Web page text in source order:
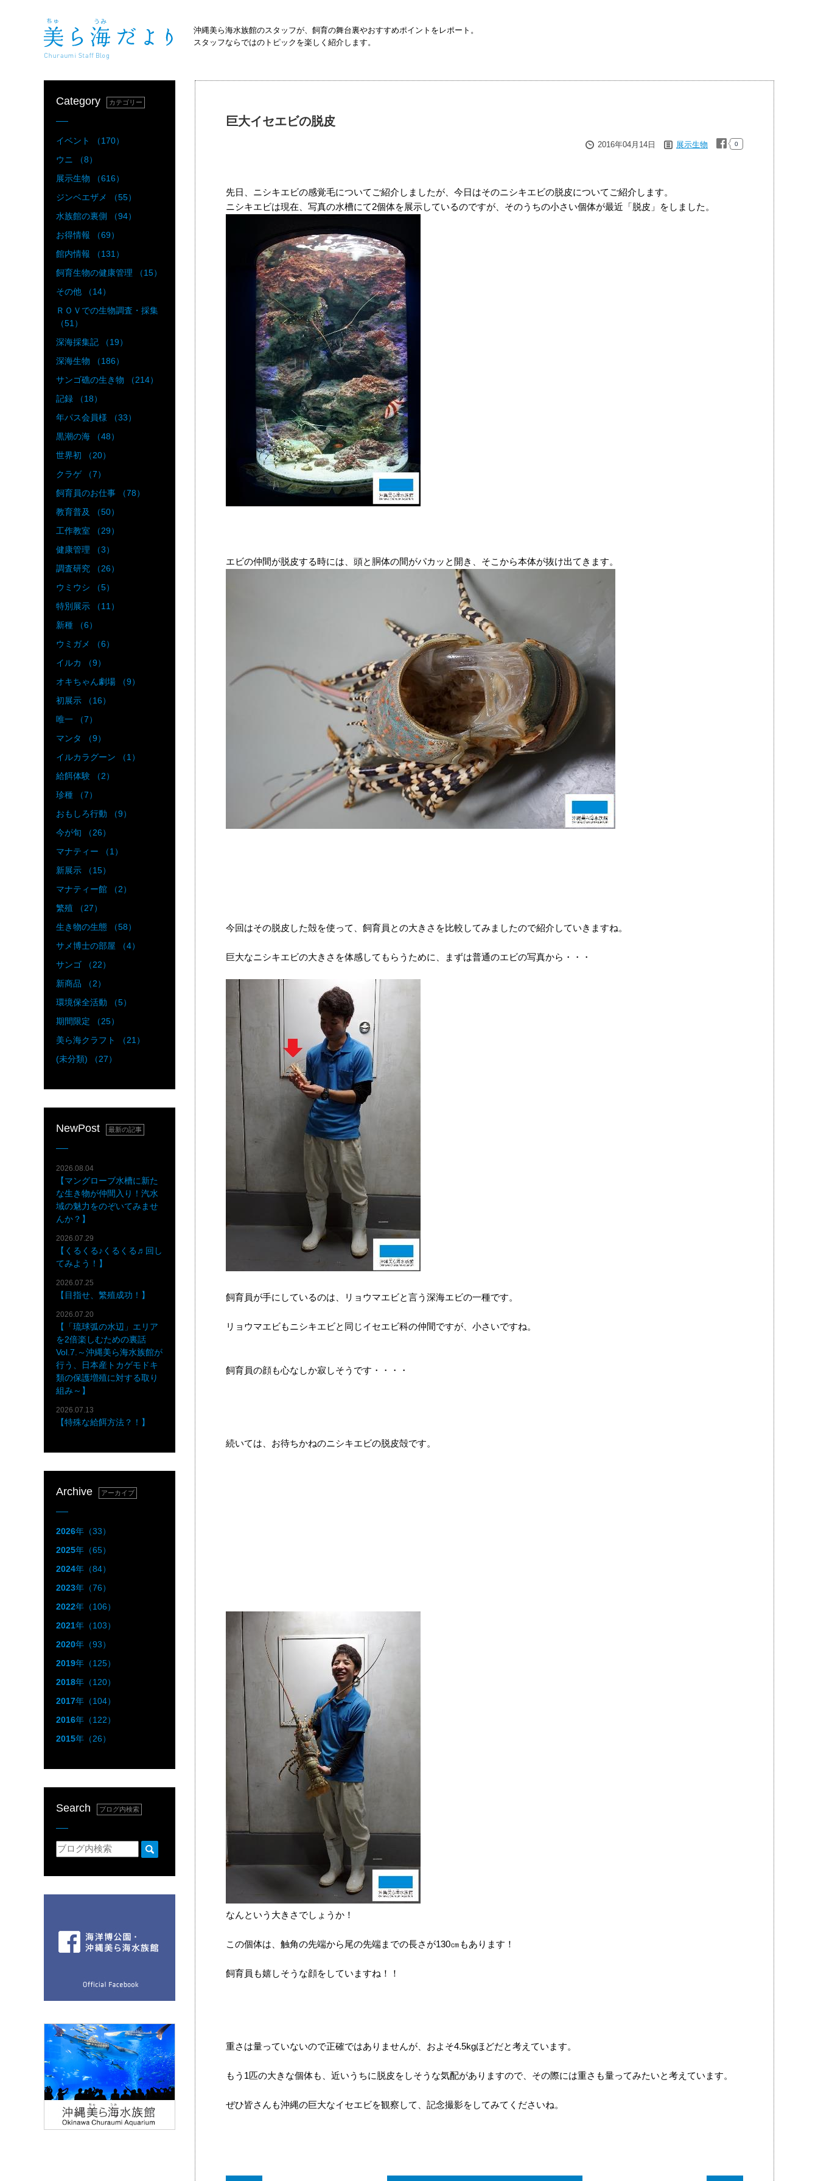
沖縄美ら海水族館のスタッフが、飼育の舞台裏やおすすめポイントをレポート。
スタッフならではのトピックを楽しく紹介します。
巨大イセエビの脱皮
2016年04月14日 展示生物 0
先日、ニシキエビの感覚毛についてご紹介しましたが、今日はそのニシキエビの脱皮についてご紹介します。
ニシキエビは現在、写真の水槽にて2個体を展示しているのですが、そのうちの小さい個体が最近「脱皮」をしました。
エビの仲間が脱皮する時には、頭と胴体の間がパカッと開き、そこから本体が抜け出てきます。
今回はその脱皮した殻を使って、飼育員との大きさを比較してみましたので紹介していきますね。
巨大なニシキエビの大きさを体感してもらうために、まずは普通のエビの写真から・・・
飼育員が手にしているのは、リョウマエビと言う深海エビの一種です。
リョウマエビもニシキエビと同じイセエビ科の仲間ですが、小さいですね。
飼育員の顔も心なしか寂しそうです・・・・
続いては、お待ちかねのニシキエビの脱皮殻です。
なんという大きさでしょうか！
この個体は、触角の先端から尾の先端までの長さが130㎝もあります！
飼育員も嬉しそうな顔をしていますね！！
重さは量っていないので正確ではありませんが、およそ4.5kgほどだと考えています。
もう1匹の大きな個体も、近いうちに脱皮をしそうな気配がありますので、その際には重さも量ってみたいと考えています。
ぜひ皆さんも沖縄の巨大なイセエビを観察して、記念撮影をしてみてくださいね。
Category カテゴリー
イベント （170）
ウニ （8）
展示生物 （616）
ジンベエザメ （55）
水族館の裏側 （94）
お得情報 （69）
館内情報 （131）
飼育生物の健康管理 （15）
その他 （14）
ＲＯＶでの生物調査・採集
（51）
深海採集記 （19）
深海生物 （186）
サンゴ礁の生き物 （214）
記録 （18）
年パス会員様 （33）
黒潮の海 （48）
世界初 （20）
クラゲ （7）
飼育員のお仕事 （78）
教育普及 （50）
工作教室 （29）
健康管理 （3）
調査研究 （26）
ウミウシ （5）
特別展示 （11）
新種 （6）
ウミガメ （6）
イルカ （9）
オキちゃん劇場 （9）
初展示 （16）
唯一 （7）
マンタ （9）
イルカラグーン （1）
給餌体験 （2）
珍種 （7）
おもしろ行動 （9）
今が旬 （26）
マナティー （1）
新展示 （15）
マナティー館 （2）
繁殖 （27）
生き物の生態 （58）
サメ博士の部屋 （4）
サンゴ （22）
新商品 （2）
環境保全活動 （5）
期間限定 （25）
美ら海クラフト （21）
(未分類) （27）
NewPost 最新の記事
2026.08.04
【マングローブ水槽に新た
な生き物が仲間入り！汽水
域の魅力をのぞいてみませ
んか？】
2026.07.29
【くるくる♪くるくる♬回し
てみよう！】
2026.07.25
【目指せ、繁殖成功！】
2026.07.20
【「琉球弧の水辺」エリア
を2倍楽しむための裏話
Vol.7.～沖縄美ら海水族館が
行う、日本産トカゲモドキ
類の保護増殖に対する取り
組み～】
2026.07.13
【特殊な給餌方法？！】
Archive アーカイブ
2026年（33）
2025年（65）
2024年（84）
2023年（76）
2022年（106）
2021年（103）
2020年（93）
2019年（125）
2018年（120）
2017年（104）
2016年（122）
2015年（26）
Search ブログ内検索